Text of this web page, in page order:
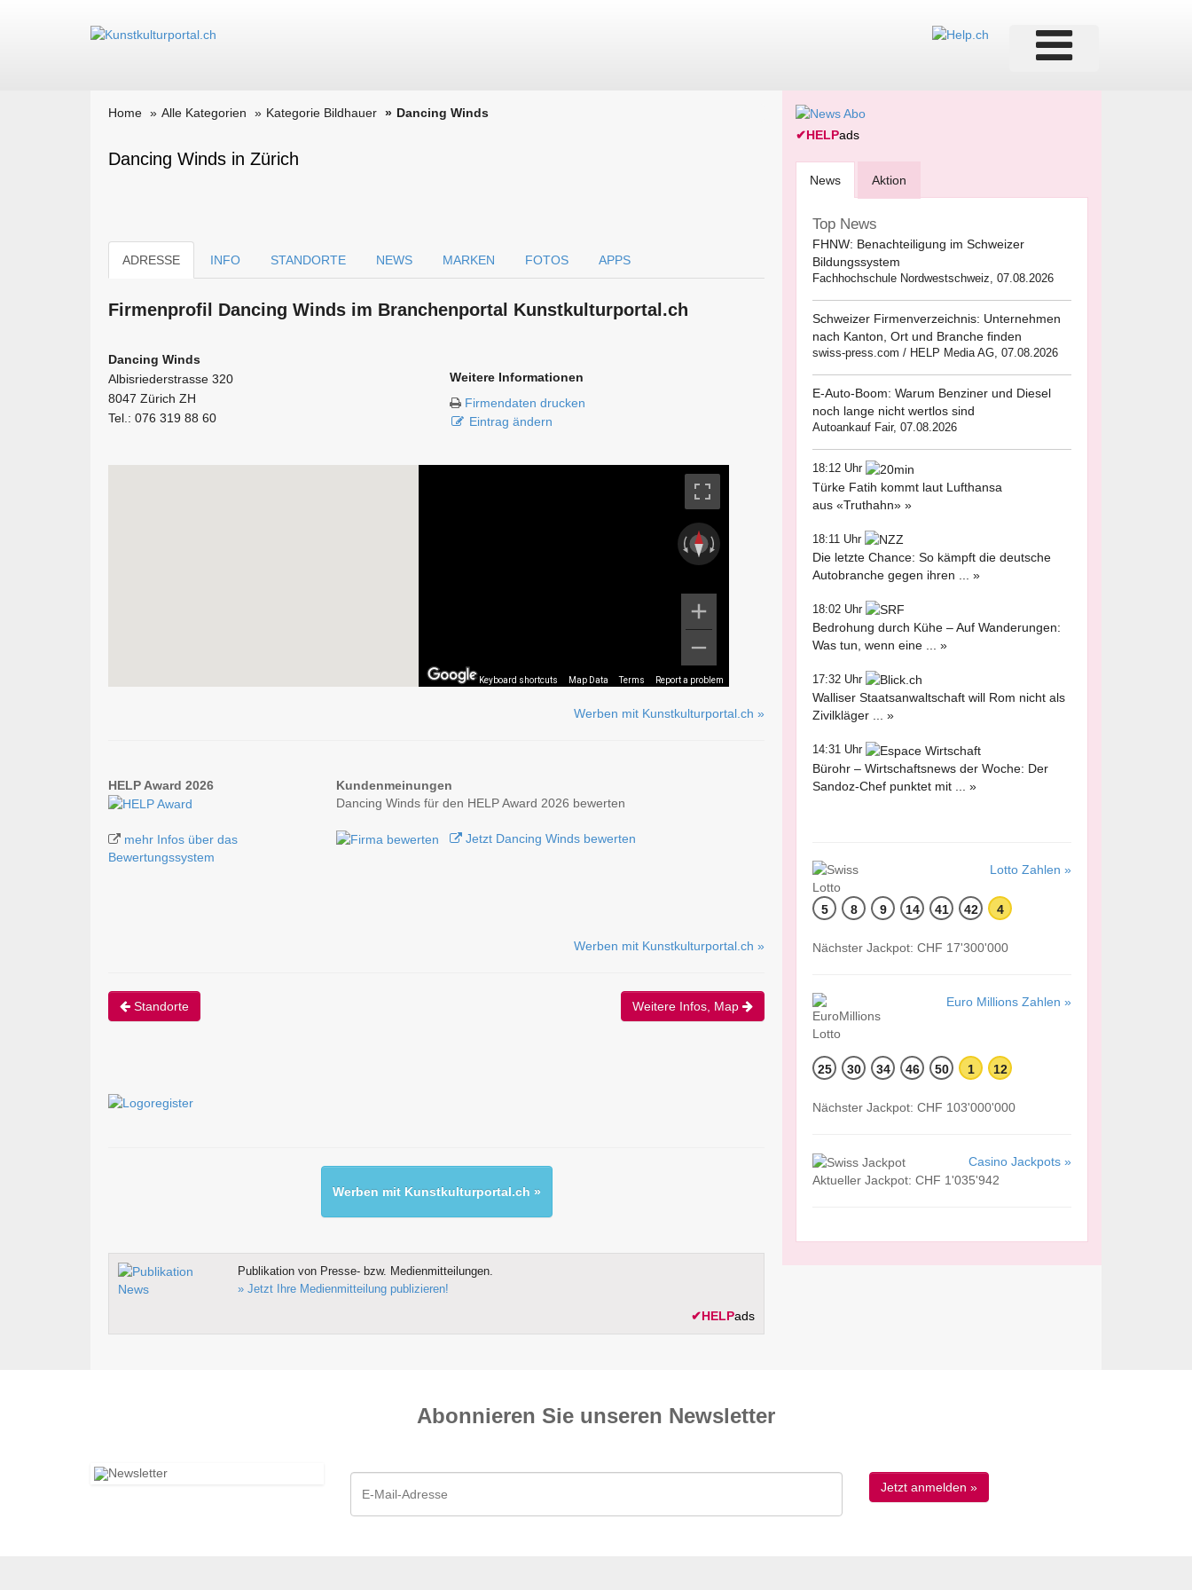
Home Alle Kategorien Kategorie Bildhauer Dancing Winds
Dancing Winds in Zürich
ADRESSE INFO STANDORTE NEWS MARKEN FOTOS APPS
Firmen­profil Dancing Winds im Branchen­portal Kunstkulturportal.ch
Dancing Winds
Albisriederstrasse 320
8047 Zürich ZH
Tel.: 076 319 88 60
Weitere Informationen
Firmendaten drucken
Eintrag ändern
Keyboard shortcuts Map Data Terms Report a problem
Werben mit Kunstkulturportal.ch »
HELP Award 2026
mehr Infos über das
Bewertungssystem
Kundenmeinungen
Dancing Winds für den HELP Award 2026 bewerten
Jetzt Dancing Winds bewerten
Werben mit Kunstkulturportal.ch »
Standorte Weitere Infos, Map
Werben mit Kunstkulturportal.ch »
Publikation von Presse- bzw. Medienmitteilungen.
» Jetzt Ihre Medienmitteilung publizieren!
✔HELPads
✔HELPads
News Aktion
Top News
FHNW: Benachteiligung im Schweizer
Bildungssystem
Fachhochschule Nordwestschweiz, 07.08.2026
Schweizer Firmenverzeichnis: Unternehmen
nach Kanton, Ort und Branche finden
swiss-press.com / HELP Media AG, 07.08.2026
E-Auto-Boom: Warum Benziner und Diesel
noch lange nicht wertlos sind
Autoankauf Fair, 07.08.2026
18:12 Uhr
Türke Fatih kommt laut Lufthansa
aus «Truthahn» »
18:11 Uhr
Die letzte Chance: So kämpft die deutsche
Autobranche gegen ihren ... »
18:02 Uhr
Bedrohung durch Kühe – Auf Wanderungen:
Was tun, wenn eine ... »
17:32 Uhr
Walliser Staatsanwaltschaft will Rom nicht als
Zivilkläger ... »
14:31 Uhr
Bürohr – Wirtschaftsnews der Woche: Der
Sandoz-Chef punktet mit ... »
Lotto Zahlen »
5 8 9 14 41 42 4
Nächster Jackpot: CHF 17'300'000
Euro Millions Zahlen »
25 30 34 46 50 1 12
Nächster Jackpot: CHF 103'000'000
Casino Jackpots »
Aktueller Jackpot: CHF 1'035'942
Abonnieren Sie unseren News­letter